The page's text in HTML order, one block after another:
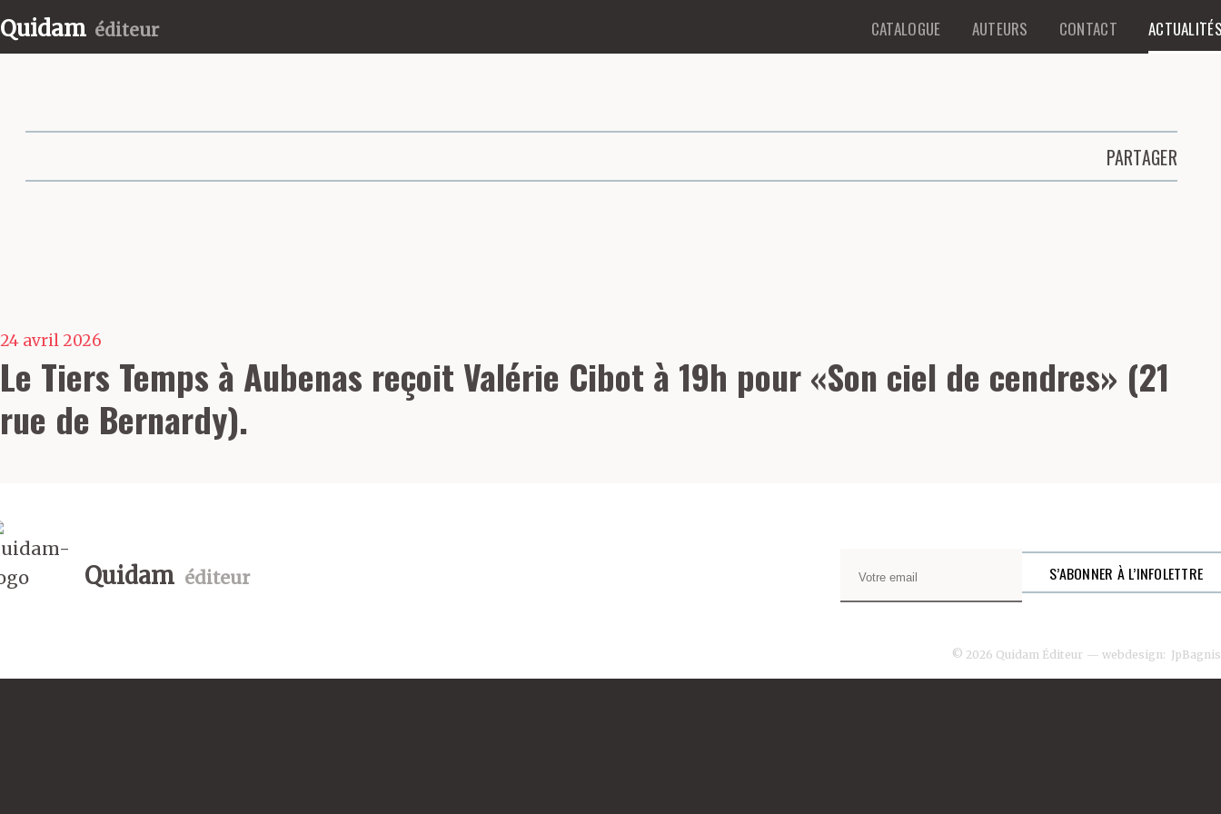
Quidam éditeur CATALOGUE AUTEURS CONTACT
PARTAGER
24 avril 2026
Le Tiers Temps à Aubenas reçoit Valérie Cibot à 19h pour «Son ciel de cendres» (21
rue de Bernardy).
Quidam éditeur
© 2026 Quidam Éditeur — webdesign: JpBagnis